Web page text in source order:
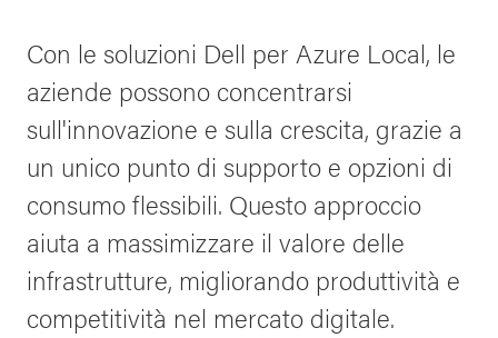
Con le soluzioni Dell per Azure Local, le
aziende possono concentrarsi
sull'innovazione e sulla crescita, grazie a
un unico punto di supporto e opzioni di
consumo flessibili. Questo approccio
aiuta a massimizzare il valore delle
infrastrutture, migliorando produttività e
competitività nel mercato digitale.